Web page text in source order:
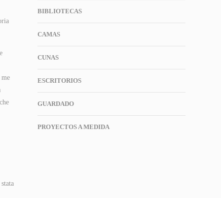
me
BIBLIOTECAS
CAMAS
CUNAS
ESCRITORIOS
GUARDADO
PROYECTOS A MEDIDA